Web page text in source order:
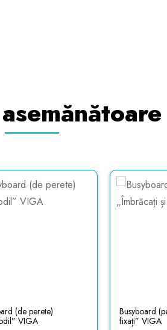
(de perete)
VIGA
Busyboard
fixați” VIGA